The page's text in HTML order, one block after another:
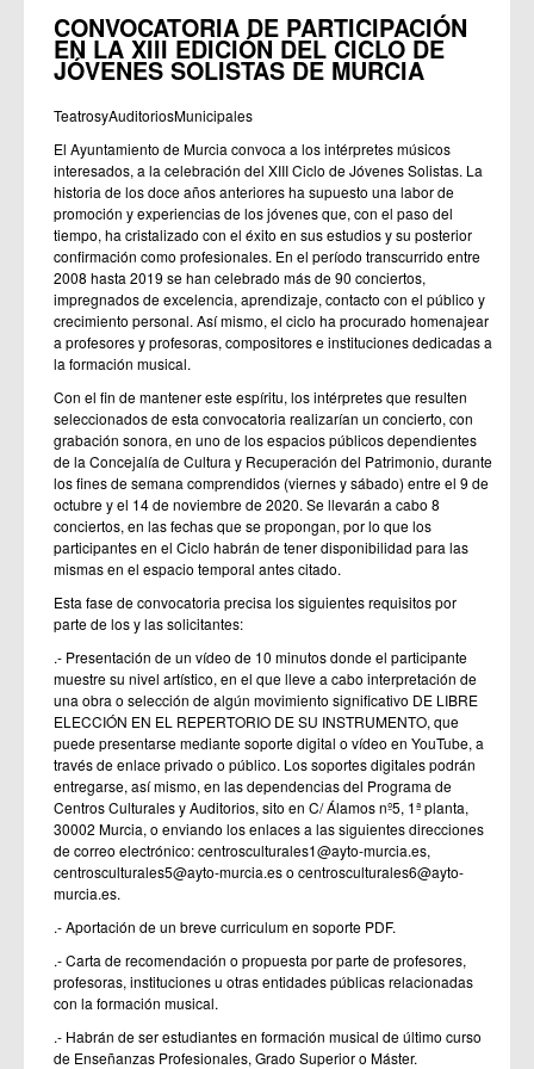
CONVOCATORIA DE PARTICIPACIÓN
EN LA XIII EDICIÓN DEL CICLO DE
JÓVENES SOLISTAS DE MURCIA
TeatrosyAuditoriosMunicipales
El Ayuntamiento de Murcia convoca a los intérpretes músicos
interesados, a la celebración del XIII Ciclo de Jóvenes Solistas. La
historia de los doce años anteriores ha supuesto una labor de
promoción y experiencias de los jóvenes que, con el paso del
tiempo, ha cristalizado con el éxito en sus estudios y su posterior
confirmación como profesionales. En el período transcurrido entre
2008 hasta 2019 se han celebrado más de 90 conciertos,
impregnados de excelencia, aprendizaje, contacto con el público y
crecimiento personal. Así mismo, el ciclo ha procurado homenajear
a profesores y profesoras, compositores e instituciones dedicadas a
la formación musical.
Con el fin de mantener este espíritu, los intérpretes que resulten
seleccionados de esta convocatoria realizarían un concierto, con
grabación sonora, en uno de los espacios públicos dependientes
de la Concejalía de Cultura y Recuperación del Patrimonio, durante
los fines de semana comprendidos (viernes y sábado) entre el 9 de
octubre y el 14 de noviembre de 2020. Se llevarán a cabo 8
conciertos, en las fechas que se propongan, por lo que los
participantes en el Ciclo habrán de tener disponibilidad para las
mismas en el espacio temporal antes citado.
Esta fase de convocatoria precisa los siguientes requisitos por
parte de los y las solicitantes:
.- Presentación de un vídeo de 10 minutos donde el participante
muestre su nivel artístico, en el que lleve a cabo interpretación de
una obra o selección de algún movimiento significativo DE LIBRE
ELECCIÓN EN EL REPERTORIO DE SU INSTRUMENTO, que
puede presentarse mediante soporte digital o vídeo en YouTube, a
través de enlace privado o público. Los soportes digitales podrán
entregarse, así mismo, en las dependencias del Programa de
Centros Culturales y Auditorios, sito en C/ Álamos nº5, 1ª planta,
30002 Murcia, o enviando los enlaces a las siguientes direcciones
de correo electrónico: centrosculturales1@ayto-murcia.es,
centrosculturales5@ayto-murcia.es o centrosculturales6@ayto-
murcia.es.
.- Aportación de un breve curriculum en soporte PDF.
.- Carta de recomendación o propuesta por parte de profesores,
profesoras, instituciones u otras entidades públicas relacionadas
con la formación musical.
.- Habrán de ser estudiantes en formación musical de último curso
de Enseñanzas Profesionales, Grado Superior o Máster.